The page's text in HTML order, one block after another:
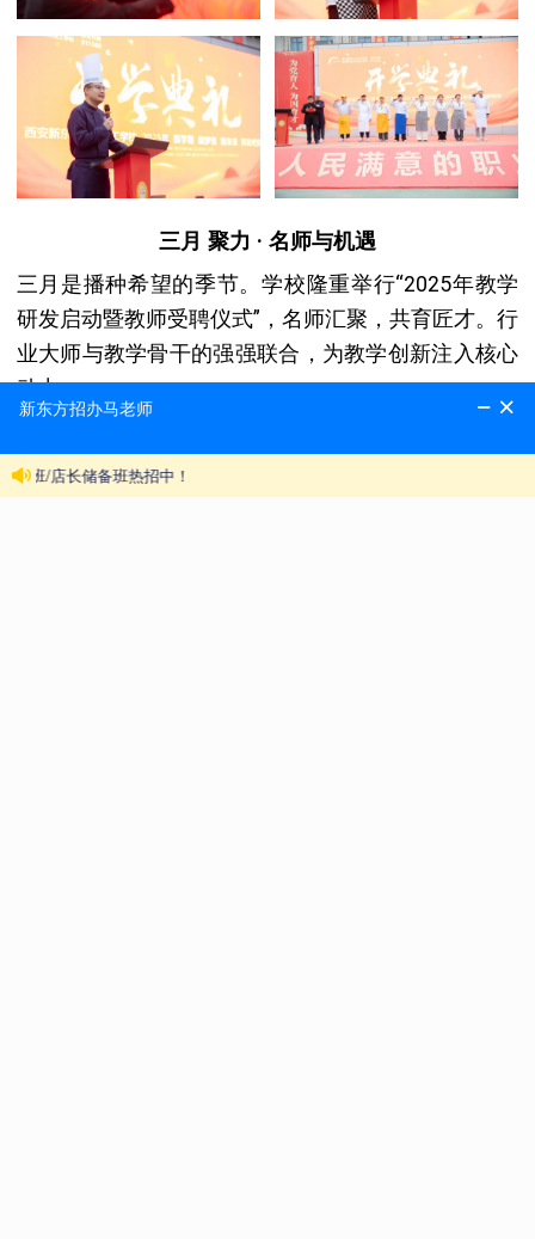
三月 聚力 · 名师与机遇
三月是播种希望的季节。学校隆重举行“2025年教学
研发启动暨教师受聘仪式”，名师汇聚，共育匠才。行
业大师与教学骨干的强强联合，为教学创新注入核心
动力。